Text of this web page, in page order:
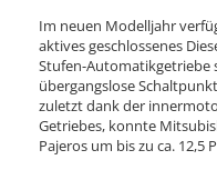
Im neuen Modelljahr
aktives geschlossenes
Stufen-Automatikgetriebe
übergangslose
zuletzt dank der
Getriebes, konnte
Pajeros um bis zu ca. 12,5